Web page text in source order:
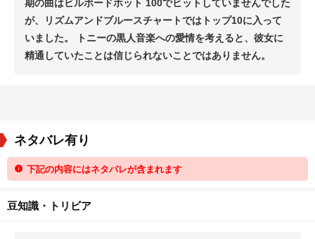
期の曲はビルボードホット 100でヒットしていませんでした
が、リズムアンドブルースチャートではトップ10に入って
いました。 トニーの黒人音楽への愛情を考えると、彼女に
精通していたことは信じられないことではありません。
ネタバレ有り
下記の内容にはネタバレが含まれます
豆知識・トリビア